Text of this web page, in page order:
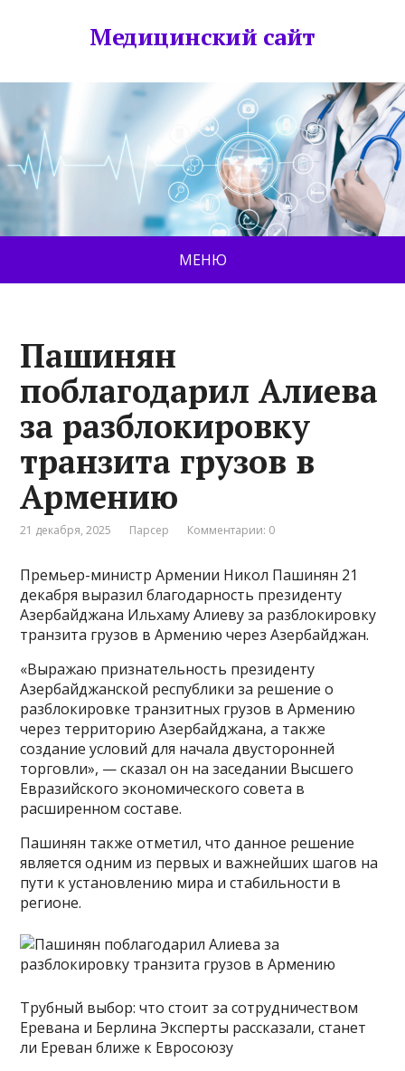
Медицинский сайт
МЕНЮ
Пашинян
поблагодарил Алиева
за разблокировку
транзита грузов в
Армению
21 декабря, 2025 Парсер Комментарии: 0
Премьер-министр Армении Никол Пашинян 21
декабря выразил благодарность президенту
Азербайджана Ильхаму Алиеву за разблокировку
транзита грузов в Армению через Азербайджан.
«Выражаю признательность президенту
Азербайджанской республики за решение о
разблокировке транзитных грузов в Армению
через территорию Азербайджана, а также
создание условий для начала двусторонней
торговли», — сказал он на заседании Высшего
Евразийского экономического совета в
расширенном составе.
Пашинян также отметил, что данное решение
является одним из первых и важнейших шагов на
пути к установлению мира и стабильности в
регионе.
Трубный выбор: что стоит за сотрудничеством
Еревана и Берлина Эксперты рассказали, станет
ли Ереван ближе к Евросоюзу